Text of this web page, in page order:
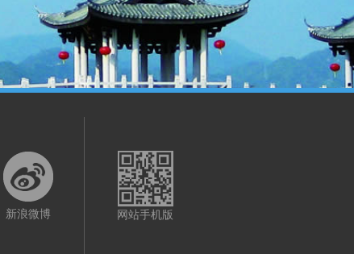
新浪微博 网站手机版